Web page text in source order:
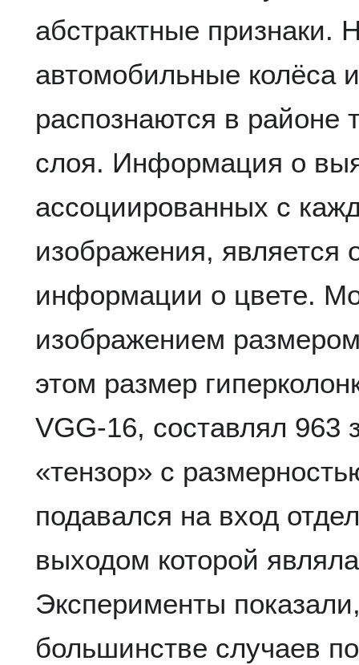
абстрактные признаки.
автомобильные колёса
распознаются в районе
слоя. Информация о
ассоциированных с
изображения, является
информации о цвете.
изображением
этом размер
VGG-16, составлял 963
«тензор» с
подавался на вход
выходом которой
Эксперименты
большинстве случаев